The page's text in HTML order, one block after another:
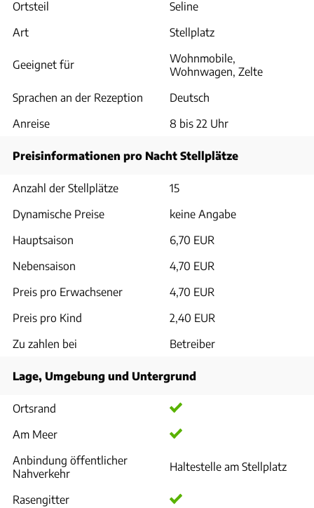
Ortsteil
Seline
Art
Stellplatz
Geeignet für
Wohnmobile,
Wohnwagen, Zelte
Sprachen an der Rezeption
Deutsch
Anreise
8 bis 22 Uhr
Preisinformationen pro Nacht Stellplätze
Anzahl der Stellplätze
15
Dynamische Preise
keine Angabe
Hauptsaison
6,70 EUR
Nebensaison
4,70 EUR
Preis pro Erwachsener
4,70 EUR
Preis pro Kind
2,40 EUR
Zu zahlen bei
Betreiber
Lage, Umgebung und Untergrund
Ortsrand
Am Meer
Anbindung öffentlicher
Nahverkehr
Haltestelle am Stellplatz
Rasengitter